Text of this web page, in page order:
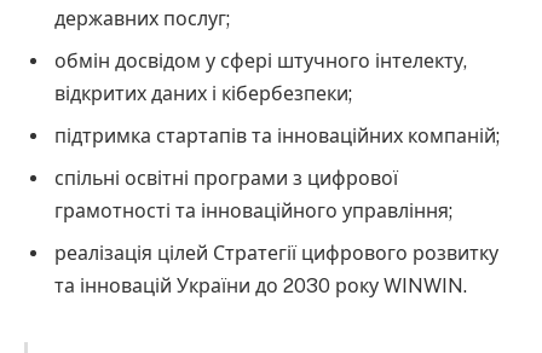
державних послуг;
обмін досвідом у сфері штучного інтелекту,
відкритих даних і кібербезпеки;
підтримка стартапів та інноваційних компаній;
спільні освітні програми з цифрової
грамотності та інноваційного управління;
реалізація цілей Стратегії цифрового розвитку
та інновацій України до 2030 року WINWIN.